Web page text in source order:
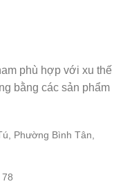
phù hợp với xu thế
bằng các sản phẩm
Phường Bình Tân,